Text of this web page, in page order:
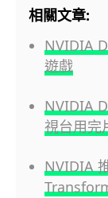
相關文章:
NVIDIA
遊戲
NVIDIA
視台用完
NVIDIA